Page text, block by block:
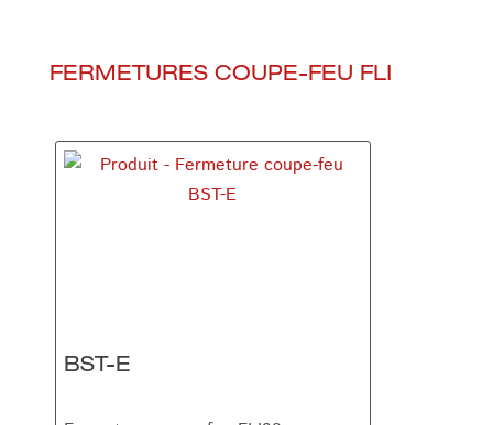
FERMETURES COUPE-FEU FLI
BST-E